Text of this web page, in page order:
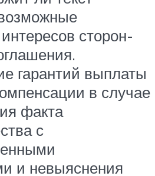
сторон-
гарантий выплаты
в случае
факта
с
и невыяснения